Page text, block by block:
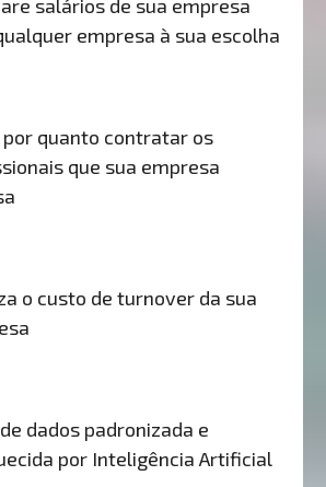
salários de sua empresa
empresa à sua escolha
por quanto contratar os
que sua empresa
o custo de turnover da sua
dados padronizada e
por Inteligência Artificial